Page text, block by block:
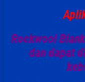
Rockwool
dan dapat